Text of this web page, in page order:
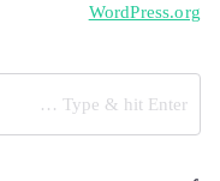
WordPress.org